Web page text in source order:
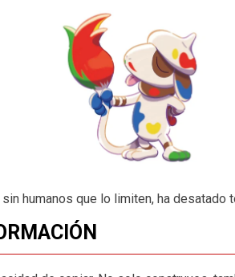
sin humanos que lo limiten, ha